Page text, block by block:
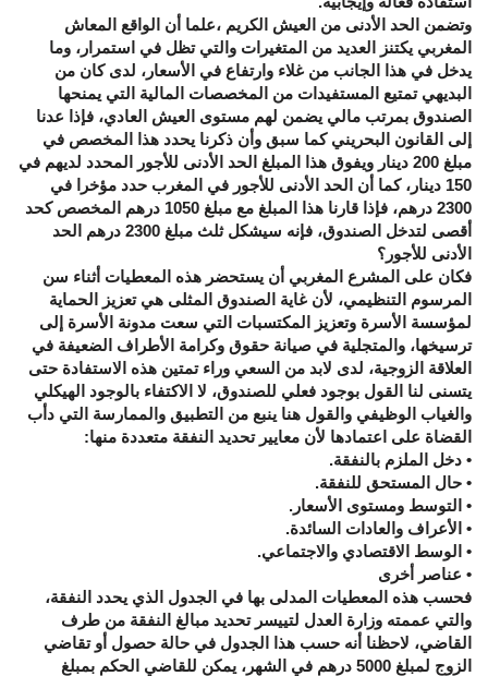
وتضمن الحد الأدنى من العيش الكريم ،علما أن الواقع المعاش
المغربي يكتنز العديد من المتغيرات والتي تظل في استمرار، وما
يدخل في هذا الجانب من غلاء وارتفاع في الأسعار، لدى كان من
البديهي تمتيع المستفيدات من المخصصات المالية التي يمنحها
الصندوق بمرتب مالي يضمن لهم مستوى العيش العادي، فإذا عدنا
إلى القانون البحريني كما سبق وأن ذكرنا يحدد هذا المخصص في
مبلغ 200 دينار ويفوق هذا المبلغ الحد الأدنى للأجور المحدد لديهم في
150 دينار، كما أن الحد الأدنى للأجور في المغرب حدد مؤخرا في
2300 درهم، فإذا قارنا هذا المبلغ مع مبلغ 1050 درهم المخصص كحد
أقصى لتدخل الصندوق، فإنه سيشكل ثلث مبلغ 2300 درهم الحد
الأدنى للأجور؟
فكان على المشرع المغربي أن يستحضر هذه المعطيات أثناء سن
المرسوم التنظيمي، لأن غاية الصندوق المثلى هي تعزيز الحماية
لمؤسسة الأسرة وتعزيز المكتسبات التي سعت مدونة الأسرة إلى
ترسيخها، والمتجلية في صيانة حقوق وكرامة الأطراف الضعيفة في
العلاقة الزوجية، لدى لابد من السعي وراء تمتين هذه الاستفادة حتى
يتسنى لنا القول بوجود فعلي للصندوق، لا الاكتفاء بالوجود الهيكلي
والغياب الوظيفي والقول هنا ينبع من التطبيق والممارسة التي دأب
القضاة على اعتمادها لأن معايير تحديد النفقة متعددة منها:
• دخل الملزم بالنفقة.
• حال المستحق للنفقة.
• التوسط ومستوى الأسعار.
• الأعراف والعادات السائدة.
• الوسط الاقتصادي والاجتماعي.
• عناصر أخرى
فحسب هذه المعطيات المدلى بها في الجدول الذي يحدد النفقة،
والتي عممته وزارة العدل لتييسر تحديد مبالغ النفقة من طرف
القاضي، لاحظنا أنه حسب هذا الجدول في حالة حصول أو تقاضي
الزوج لمبلغ 5000 درهم في الشهر، يمكن للقاضي الحكم بمبلغ